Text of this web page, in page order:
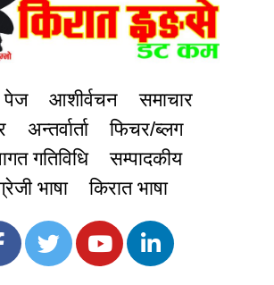
पेज आशीर्वचन
समाचार
अन्तर्वार्ता
फिचर/ब्लग
गतिविधि
सम्पादकीय
भाषा
किरात भाषा